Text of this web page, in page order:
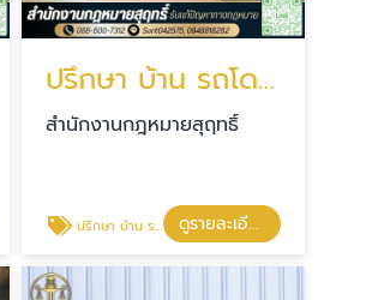
ปรึกษา บ้าน รถโดนยึด
สำนักงานกฎหมายสุฤทธิ์
ปรึกษา บ้าน รถโดนยึด ดูรายละเอียด